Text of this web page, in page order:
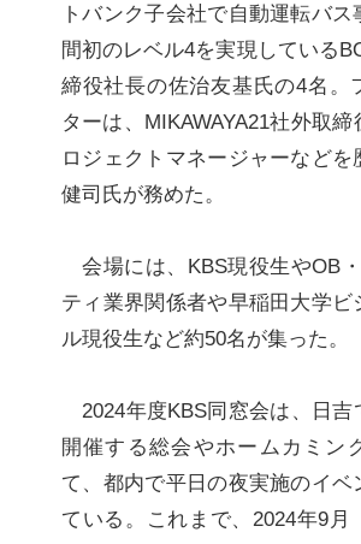
トバンク子会社で自動運転バス
間初のレベル4を実現している
締役社長の佐治友基氏の4名。
ターは、MIKAWAYA21社外取
ロジェクトマネージャーなどを
健司氏が務めた。
会場には、KBS現役生やOB
ティ業界関係者や早稲田大学ビ
ル現役生など約50名が集った。
2024年度KBS同窓会は、日吉
開催する総会やホームカミン
て、都内で平日の夜実施のイベ
ている。これまで、2024年9月